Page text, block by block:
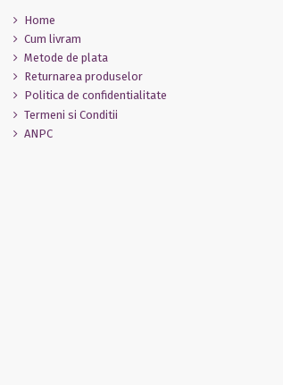
Home
Cum livram
Metode de plata
Returnarea produselor
Politica de confidentialitate
Termeni si Conditii
ANPC